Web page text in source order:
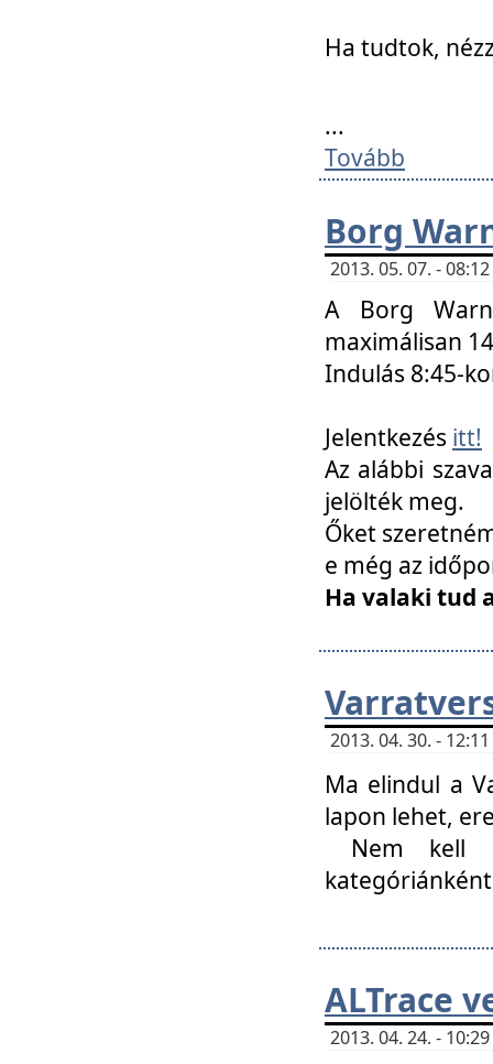
Ha tudtok,
...
Tovább
Borg
2013. 05. 07. -
A Borg
maximálisan
Indulás 8:45-
Jelentkezés itt!
Az alábbi
jelölték meg.
Őket
e még az
Ha valaki tud
2013. 04. 30. -
Ma elindul a
lapon lehet,
Nem kell
ALTrace
2013. 04. 24. -